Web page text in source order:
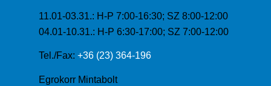
11.01-03.31.: H-P 7:00-16:30; SZ 8:00-12:00
04.01-10.31.: H-P 6:30-17:00; SZ 7:00-12:00
Tel./Fax: +36 (23) 364-196
Egrokorr Mintabolt